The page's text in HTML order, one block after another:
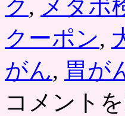
ク , メタボ
クーポン,
がん, 胃が
コメント